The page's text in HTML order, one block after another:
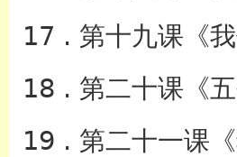
17 . 第十九课《
18 . 第二十课《五
19 . 第二十一课